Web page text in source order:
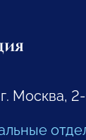
г. Москва,